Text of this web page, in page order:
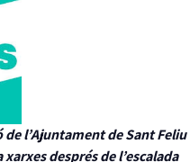
de l’Ajuntament de Sant
després de l’escalada